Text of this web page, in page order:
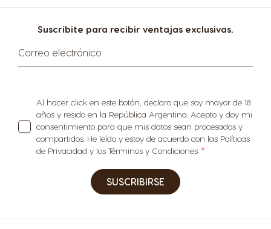
Suscribite para recibir ventajas exclusivas.
Correo electrónico
Al hacer click en este botón, declaro que soy mayor de 18
años y resido en la República Argentina. Acepto y doy mi
consentimiento para que mis datos sean procesados y
compartidos. He leído y estoy de acuerdo con las Políticas
de Privacidad y los Términos y Condiciones
SUSCRIBIRSE